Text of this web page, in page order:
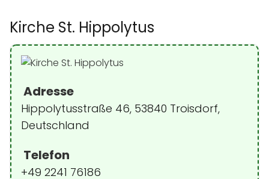
Kirche St. Hippolytus
Adresse
Hippolytusstraße 46, 53840 Troisdorf,
Deutschland
Telefon
+49 2241 76186